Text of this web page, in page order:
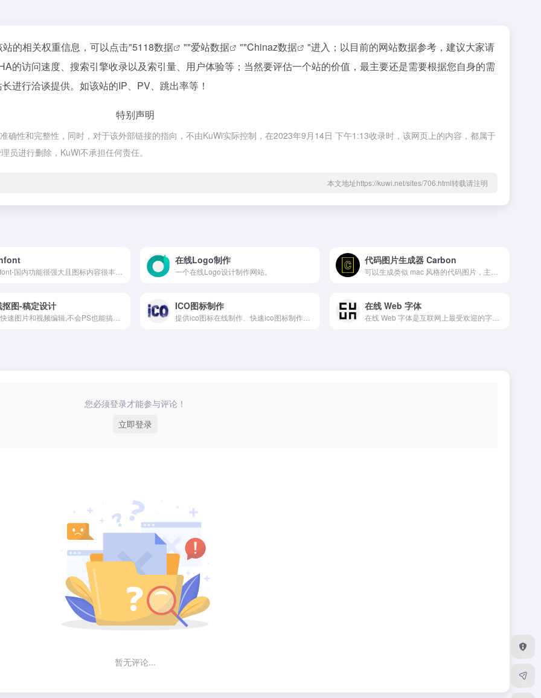
的相关权重信息，可以点击"5118数据 ""爱站数据 ""Chinaz数据
"进入；以目前的网站数据参考，建议大家请
的访问速度、搜索引擎收录以及索引量、用户体验等；当然要评估一个站的价值，最主要还是需要根据您自身的需
进行洽谈提供。如该站的IP、PV、跳出率等！
特别声明
确性和完整性，同时，对于该外部链接的指向，不由KuWi实际控制，在2023年9月14日 下午1:13收录时，该网页上的内容，都属于
员进行删除，KuWi不承担任何责任。
本文地址https://kuwi.net/sites/706.html转载请注明
在线Logo制作
一个在线Logo设计制作网站。
代码图片生成器 Carbon
抠图-稿定设计 ICO图标制作 在线 Web 字体
您必须登录才能参与评论！
立即登录
暂无评论...